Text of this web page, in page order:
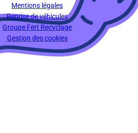
Mentions légales
Reprise de véhicules
Groupe Fert Recyclage
Gestion des cookies